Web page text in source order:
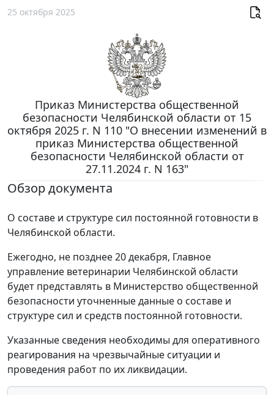
25 октября 2025
Приказ Министерства общественной
безопасности Челябинской области от 15
октября 2025 г. N 110 "О внесении изменений в
приказ Министерства общественной
безопасности Челябинской области от
27.11.2024 г. N 163"
Обзор документа
О составе и структуре сил постоянной готовности в
Челябинской области.
Ежегодно, не позднее 20 декабря, Главное
управление ветеринарии Челябинской области
будет представлять в Министерство общественной
безопасности уточненные данные о составе и
структуре сил и средств постоянной готовности.
Указанные сведения необходимы для оперативного
реагирования на чрезвычайные ситуации и
проведения работ по их ликвидации.